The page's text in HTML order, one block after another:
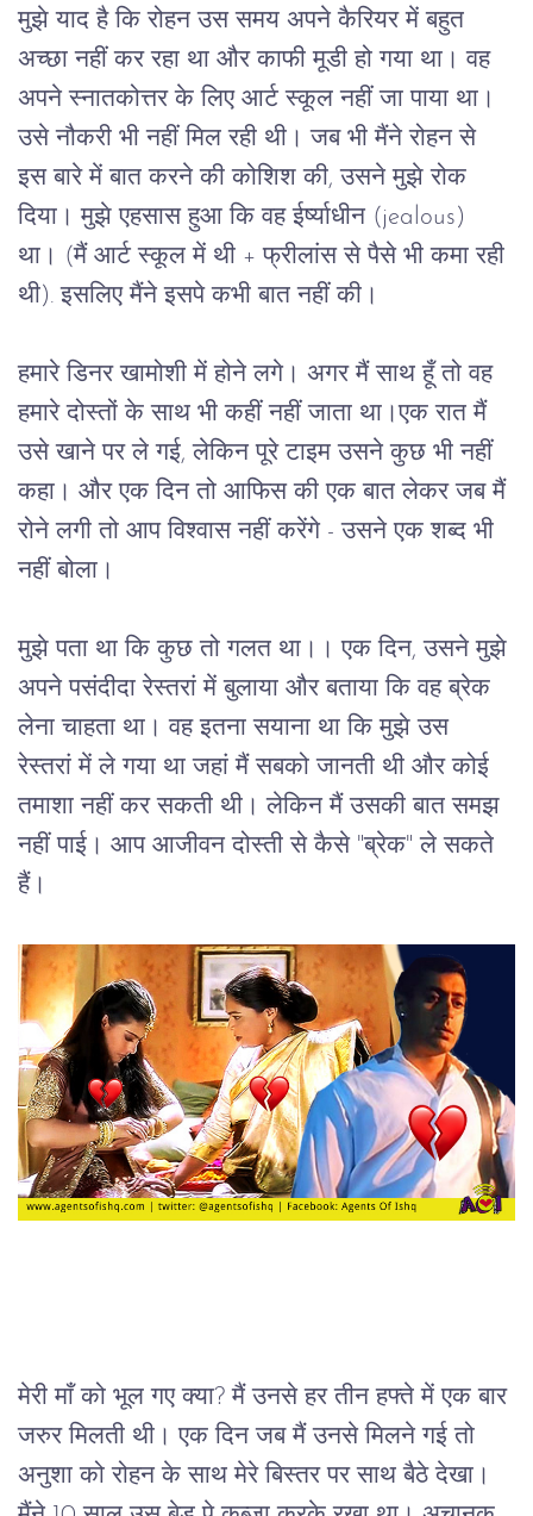
मुझे याद है कि रोहन उस समय अपने कैरियर में बहुत
अच्छा नहीं कर रहा था और काफी मूडी हो गया था। वह
अपने स्नातकोत्तर के लिए आर्ट स्कूल नहीं जा पाया था।
उसे नौकरी भी नहीं मिल रही थी। जब भी मैंने रोहन से
इस बारे में बात करने की कोशिश की, उसने मुझे रोक
दिया। मुझे एहसास हुआ कि वह ईर्ष्याधीन (jealous)
था। (मैं आर्ट स्कूल में थी + फ्रीलांस से पैसे भी कमा रही
थी). इसलिए मैंने इसपे कभी बात नहीं की।
हमारे डिनर खामोशी में होने लगे। अगर मैं साथ हूँ तो वह
हमारे दोस्तों के साथ भी कहीं नहीं जाता था।एक रात मैं
उसे खाने पर ले गई, लेकिन पूरे टाइम उसने कुछ भी नहीं
कहा। और एक दिन तो आफिस की एक बात लेकर जब मैं
रोने लगी तो आप विश्वास नहीं करेंगे - उसने एक शब्द भी
नहीं बोला।
मुझे पता था कि कुछ तो गलत था।। एक दिन, उसने मुझे
अपने पसंदीदा रेस्तरां में बुलाया और बताया कि वह ब्रेक
लेना चाहता था। वह इतना सयाना था कि मुझे उस
रेस्तरां में ले गया था जहां मैं सबको जानती थी और कोई
तमाशा नहीं कर सकती थी। लेकिन मैं उसकी बात समझ
नहीं पाई। आप आजीवन दोस्ती से कैसे "ब्रेक" ले सकते
हैं।
मेरी माँ को भूल गए क्या? मैं उनसे हर तीन हफ्ते में एक बार
जरुर मिलती थी। एक दिन जब मैं उनसे मिलने गई तो
अनुशा को रोहन के साथ मेरे बिस्तर पर साथ बैठे देखा।